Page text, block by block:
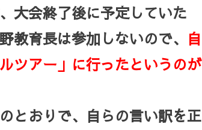
大会終了後に予定していた
教育長は参加しないので、 自
ツアー」に行ったというのが
とおりで、自らの言い訳を正